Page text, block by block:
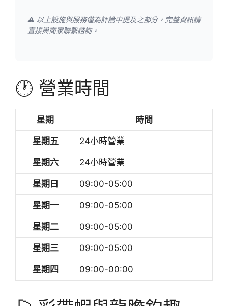
⚠️ 以上設施與服務僅為評論中提及之部分，完整資訊請
直接與商家聯繫諮詢。
🕐 營業時間
星期 時間
星期五 24小時營業
星期六 24小時營業
星期日 09:00-05:00
星期一 09:00-05:00
星期二 09:00-05:00
星期三 09:00-05:00
星期四 09:00-00:00